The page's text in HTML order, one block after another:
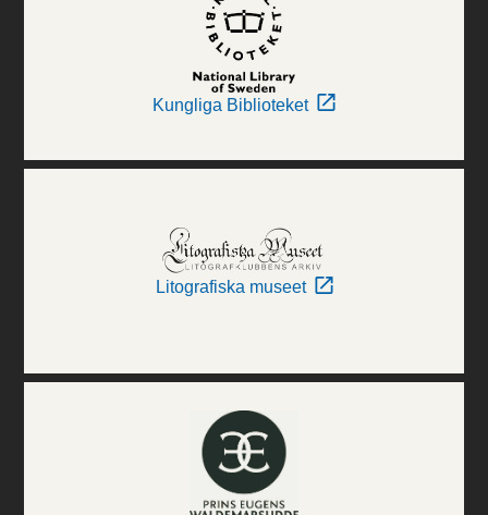
Kungliga Biblioteket
Litografiska museet